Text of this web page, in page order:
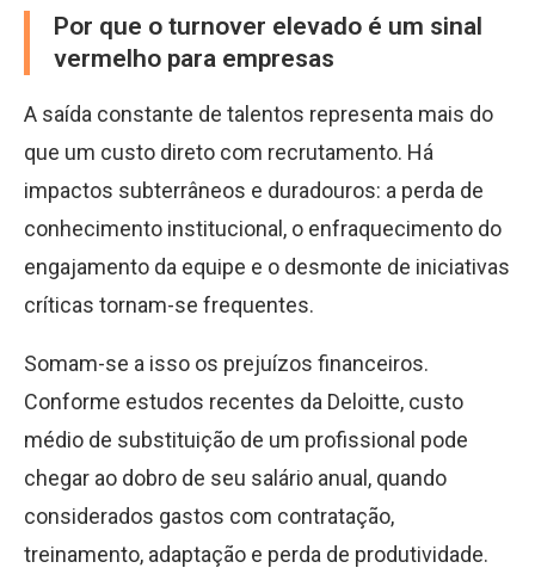
Por que o turnover elevado é um sinal
vermelho para empresas
A saída constante de talentos representa mais do
que um custo direto com recrutamento. Há
impactos subterrâneos e duradouros: a perda de
conhecimento institucional, o enfraquecimento do
engajamento da equipe e o desmonte de iniciativas
críticas tornam-se frequentes.
Somam-se a isso os prejuízos financeiros.
Conforme estudos recentes da Deloitte, custo
médio de substituição de um profissional pode
chegar ao dobro de seu salário anual, quando
considerados gastos com contratação,
treinamento, adaptação e perda de produtividade.